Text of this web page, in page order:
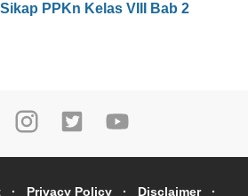
PPKn Kelas VIII Bab 2
Privacy Policy Disclaimer